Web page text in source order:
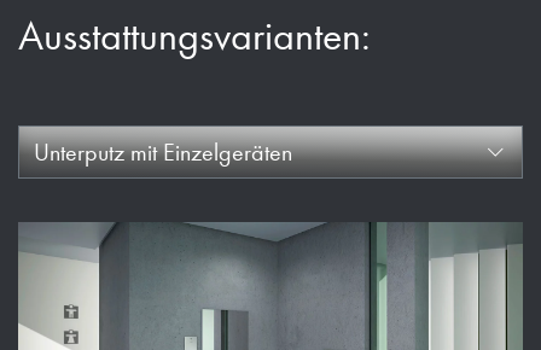
Ausstattungsvarianten:
Unterputz mit Einzelgeräten